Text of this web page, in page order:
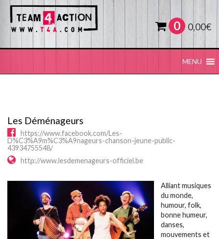
MENU
0 0,00€
Les Déménageurs
https://www.facebook.com/Les-
D%C3%A9m%C3%A9nageurs-chanson-jeune-public-
43934755548/
http://www.lesdemenageurs-officiel.be
Alliant musiques
du monde,
humour, folk,
bonne humeur,
danses,
mouvements et